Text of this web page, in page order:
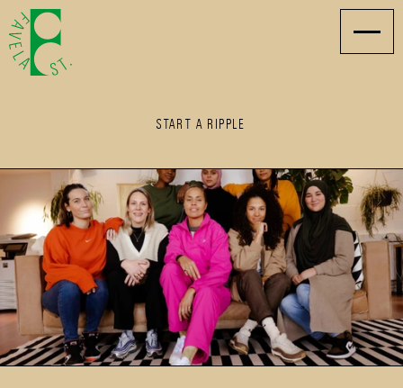
START A RIPPLE